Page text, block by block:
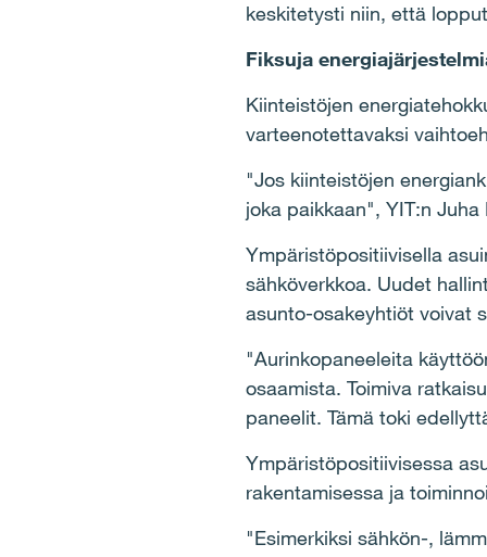
keskitetysti niin, että
Fiksuja
Kiinteistöjen
varteenotettavaksi
"Jos kiinteistöjen
joka paikkaan", YIT:n
Ympäristöpositiivisella
sähköverkkoa. Uudet
asunto-osakeyhtiöt voivat
"Aurinkopaneeleita
osaamista. Toimiva
paneelit. Tämä toki
Ympäristöpositiivisessa
rakentamisessa ja
"Esimerkiksi sähkön-,